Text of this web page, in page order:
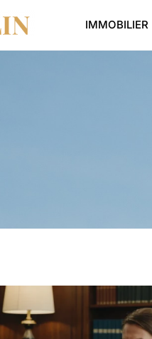
IMMOBILIER